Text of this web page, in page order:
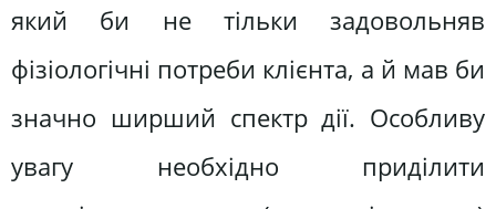
який би не тільки задовольняв
фізіологічні потреби клієнта, а й мав би
значно ширший спектр дії. Особливу
увагу необхідно приділити